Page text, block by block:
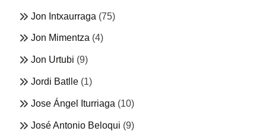
Jon Intxaurraga (75)
Jon Mimentza (4)
Jon Urtubi (9)
Jordi Batlle (1)
Jose Ángel Iturriaga (10)
José Antonio Beloqui (9)